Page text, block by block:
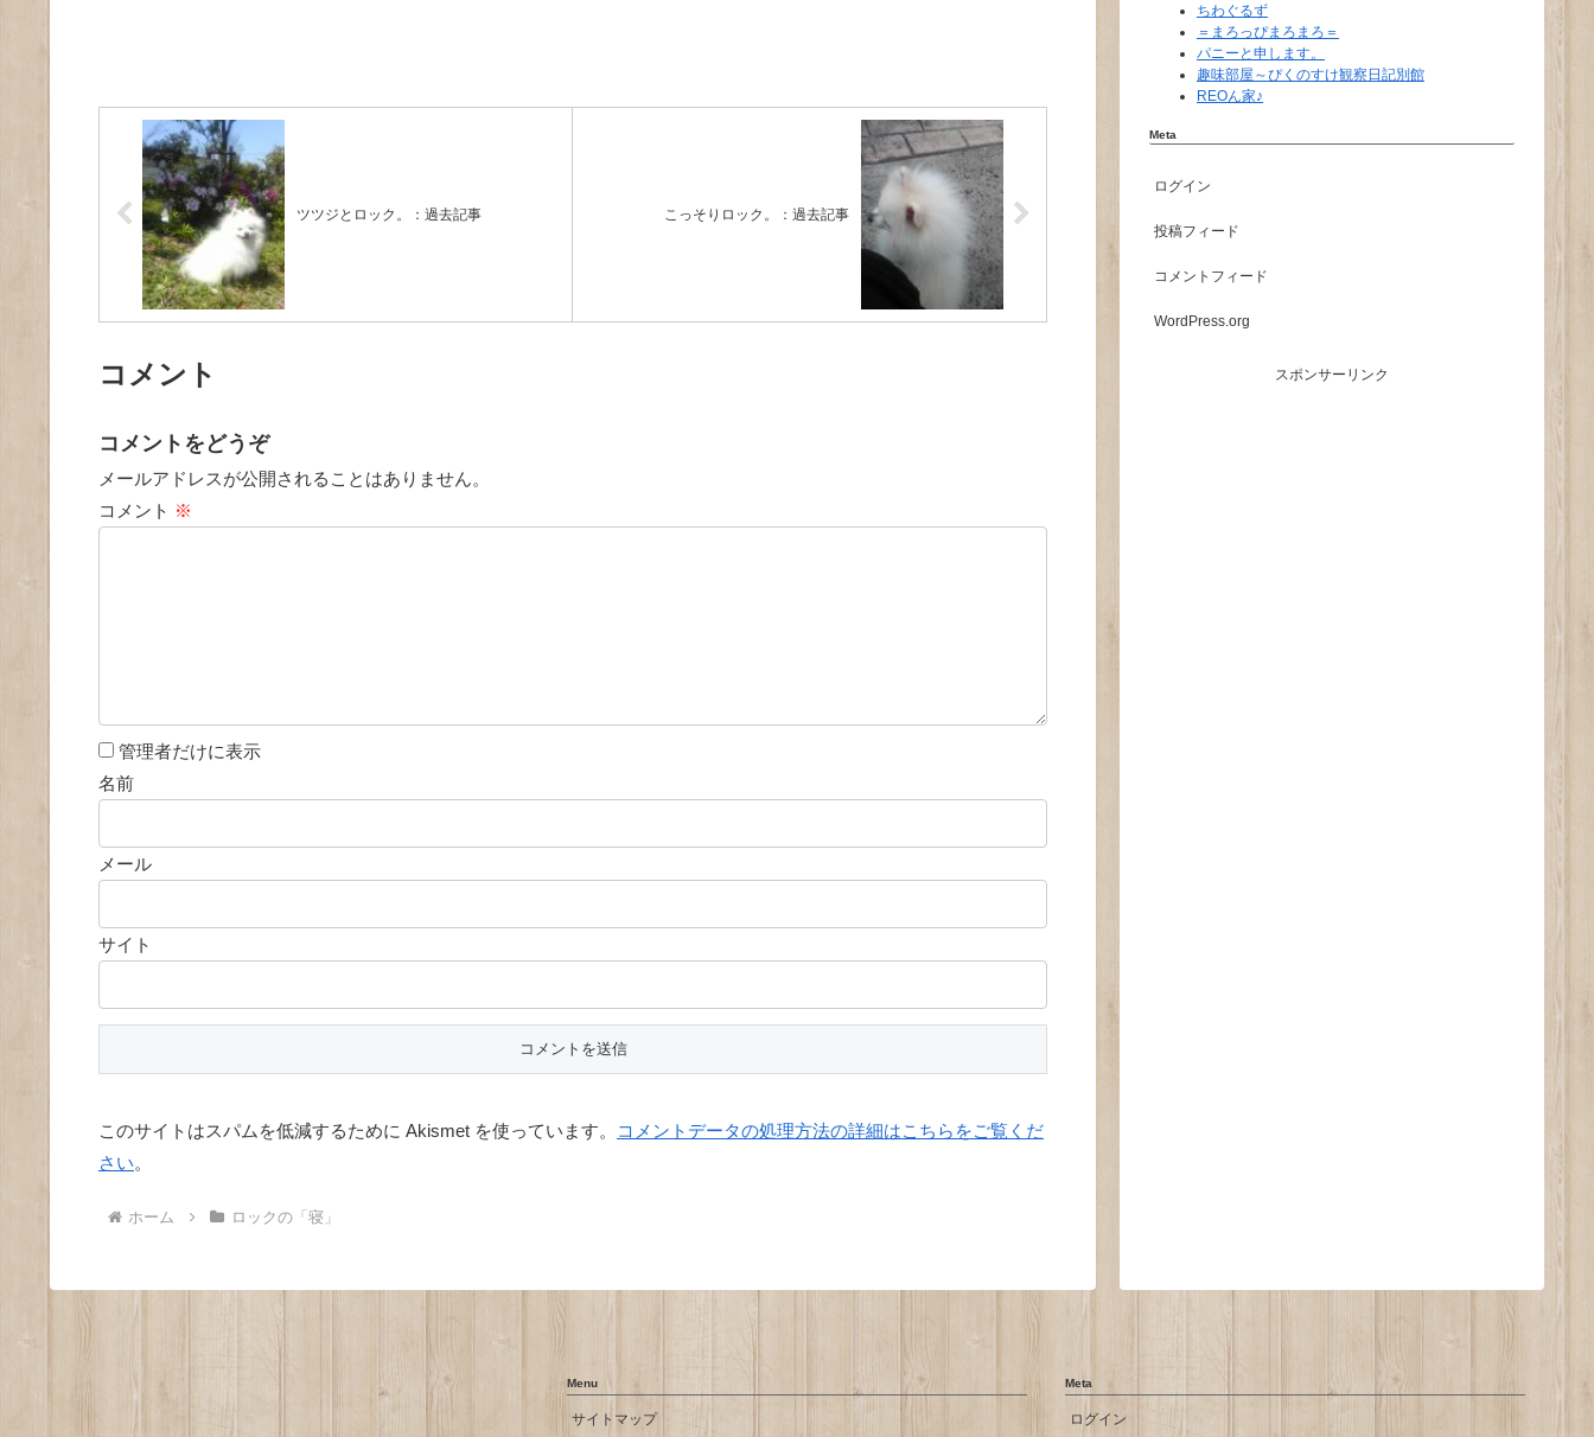
ツツジとロック。：過去記事 こっそりロック。：過去記事
コメント
コメントをどうぞ
メールアドレスが公開されることはありません。
コメント ※
管理者だけに表示
名前
メール
サイト
このサイトはスパムを低減するために Akismet を使っています。
コメントデータの処理方法の詳細はこちらをご覧くだ
さい。
ホーム ロックの「寝」
ちわぐるず
＝まろっぴまろまろ＝
パニーと申します。
趣味部屋～ぴくのすけ観察日記別館
REOん家♪
Meta
ログイン
投稿フィード
コメントフィード
WordPress.org
スポンサーリンク
Menu
サイトマップ
Meta
ログイン